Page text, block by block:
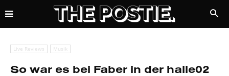
Live Reviews Musik
So war es bei Faber in der halle02